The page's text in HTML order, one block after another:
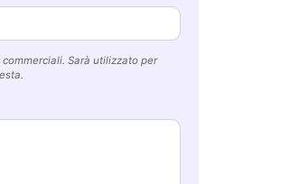
Sarà utilizzato per